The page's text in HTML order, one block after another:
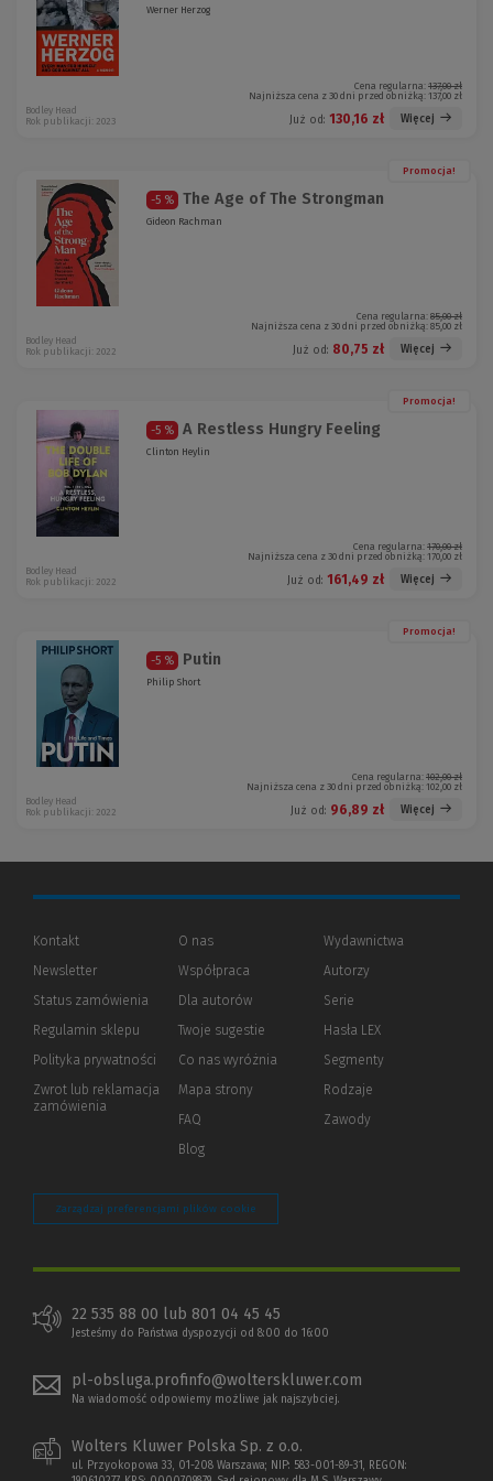
Werner Herzog
Cena regularna: 137,00 zł
Najniższa cena z 30 dni przed obniżką: 137,00 zł
Już od: 130,16 zł Więcej
Bodley Head
Rok publikacji: 2023
Promocja!
-5 % The Age of The Strongman
Gideon Rachman
Cena regularna: 85,00 zł
Najniższa cena z 30 dni przed obniżką: 85,00 zł
Już od: 80,75 zł Więcej
Bodley Head
Rok publikacji: 2022
Promocja!
-5 % A Restless Hungry Feeling
Clinton Heylin
Cena regularna: 170,00 zł
Najniższa cena z 30 dni przed obniżką: 170,00 zł
Już od: 161,49 zł Więcej
Bodley Head
Rok publikacji: 2022
Promocja!
-5 % Putin
Philip Short
Cena regularna: 102,00 zł
Najniższa cena z 30 dni przed obniżką: 102,00 zł
Już od: 96,89 zł Więcej
Bodley Head
Rok publikacji: 2022
Kontakt
Newsletter
Status zamówienia
Regulamin sklepu
Polityka prywatności (Nowe
(Link
innej
Zwrot lub reklamacja
zamówienia
O nas
Współpraca
Dla autorów(Nowe
(Link
innej
strony)
Twoje sugestie
Co nas wyróżnia
Mapa strony
FAQ
Blog
Wydawnictwa
Autorzy
Serie
Hasła LEX
Segmenty
Rodzaje
Zawody
Zarządzaj preferencjami plików cookie
22 535 88 00 lub 801 04 45 45
Jesteśmy do Państwa dyspozycji od 8:00 do 16:00
pl-obsluga.profinfo@wolterskluwer.com
Na wiadomość odpowiemy możliwe jak najszybciej.
Wolters Kluwer Polska Sp. z o.o.
ul. Przyokopowa 33, 01-208 Warszawa; NIP: 583-001-89-31, REGON: